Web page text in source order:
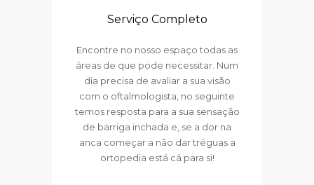
Serviço Completo
Encontre no nosso espaço todas as
áreas de que pode necessitar. Num
dia precisa de avaliar a sua visão
com o oftalmologista, no seguinte
temos resposta para a sua sensação
de barriga inchada e, se a dor na
anca começar a não dar tréguas a
ortopedia está cá para si!